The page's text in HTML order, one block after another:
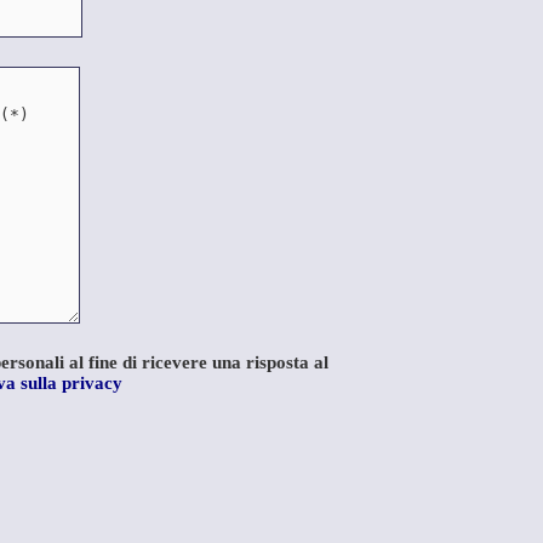
al fine di ricevere una risposta al
sulla privacy